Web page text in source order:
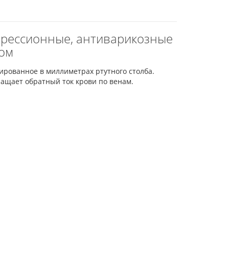
антиварикозные
в миллиметрах ртутного столба.
обратный ток крови по венам.